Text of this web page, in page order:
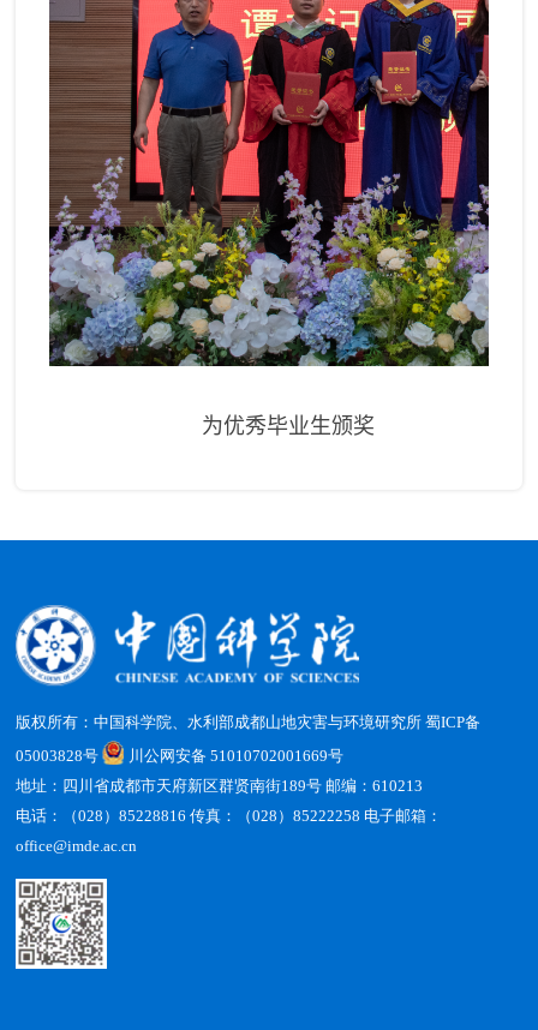
为优秀毕业生颁奖
版权所有：中国科学院、水利部成都山地灾害与环境研究所蜀ICP备
05003828号
川公网安备 51010702001669号
地址：四川省成都市天府新区群贤南街189号 邮编：610213
电话：（028）85228816 传真：（028）85222258 电子邮箱：
office@imde.ac.cn